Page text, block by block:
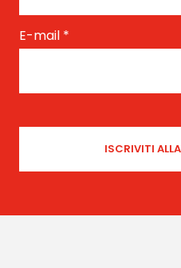
E-mail *